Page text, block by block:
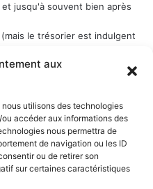
aux
utilisons des technologies
accéder aux informations des
nous permettra de
de navigation ou les ID
ou de retirer son
sur certaines caractéristiques
jusqu'à souvent bien après
le trésorier est indulgent
15000 Aurillac